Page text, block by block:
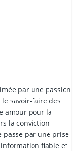
par une passion
savoir-faire des
amour pour la
la conviction
passe par une prise
information fiable et